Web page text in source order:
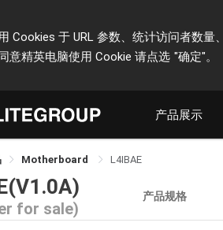
Cookies 于 URL 参数、统计访问者数
意精英电脑使用 Cookie 请点选 "确定"。
产品展示
Motherboard L4IBAE
for sale)
产品规格